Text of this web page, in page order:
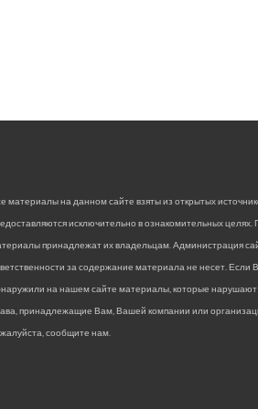
материалы на данном сайте взяты из открытых
исключительно в ознакомительных целях.
принадлежат их владельцам. Администрация
за содержание материала не несет. Если
на нашем сайте материалы, которые нарушают
принадлежащие Вам, Вашей компании или
сообщите нам.